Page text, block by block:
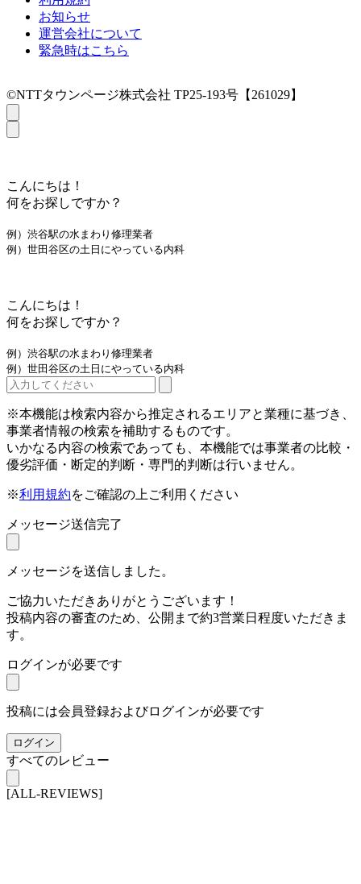
お知らせ
運営会社について
緊急時はこちら
©NTTタウンページ株式会社 TP25-193号【261029】
こんにちは！
何をお探しですか？
例）渋谷駅の水まわり修理業者
例）世田谷区の土日にやっている内科
こんにちは！
何をお探しですか？
例）渋谷駅の水まわり修理業者
例）世田谷区の土日にやっている内科
※本機能は検索内容から推定されるエリアと業種に基づき、
事業者情報の検索を補助するものです。
いかなる内容の検索であっても、本機能では事業者の比較・
優劣評価・断定的判断・専門的判断は行いません。
※利用規約をご確認の上ご利用ください
メッセージ送信完了
メッセージを送信しました。
ご協力いただきありがとうございます！
投稿内容の審査のため、公開まで約3営業日程度いただきま
す。
ログインが必要です
投稿には会員登録およびログインが必要です
ログイン
すべてのレビュー
[ALL-REVIEWS]